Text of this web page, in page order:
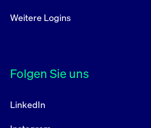
Weitere Logins
Folgen Sie uns
LinkedIn